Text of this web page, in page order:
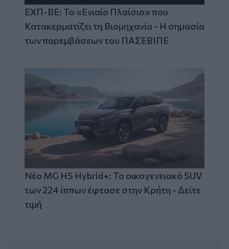
ΕΧΠ-ΒΕ: Το «Ενιαίο Πλαίσιο» που
Κατακερματίζει τη Βιομηχανία - Η σημασία
των παρεμβάσεων του ΠΑΣΕΒΙΠΕ
Νέο MG HS Hybrid+: Το οικογενειακό SUV
των 224 ίππων έφτασε στην Κρήτη - Δείτε
τιμή